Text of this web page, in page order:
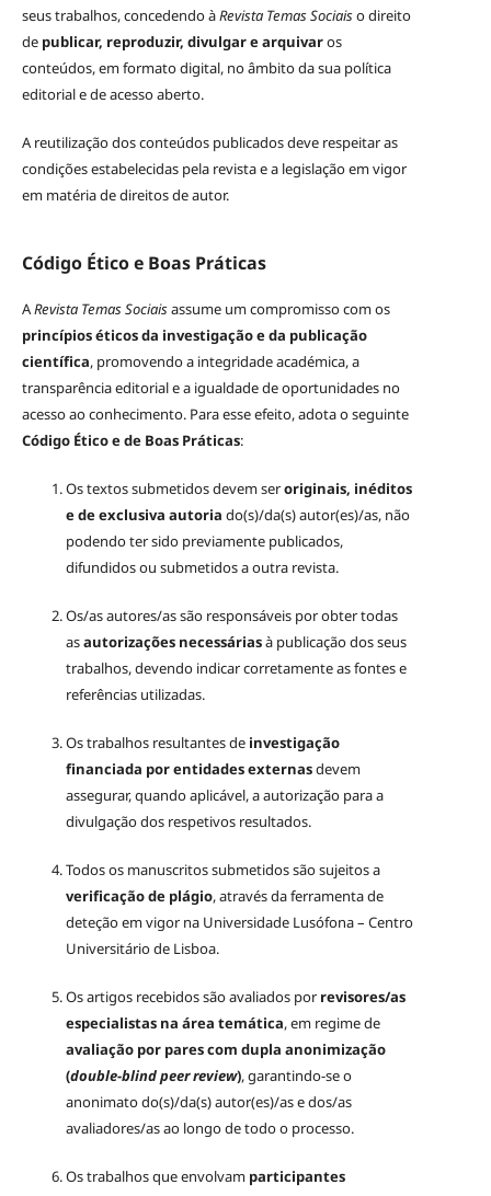
seus trabalhos, concedendo àRevista Temas Sociaiso direito
de publicar, reproduzir, divulgar e arquivaros
conteúdos, em formato digital, no âmbito da sua política
editorial e de acesso aberto.
A reutilização dos conteúdos publicados deve respeitar as
condições estabelecidas pela revista e a legislação em vigor
em matéria de direitos de autor.
Código Ético e Boas Práticas
ARevista Temas Sociaisassume um compromisso com os
princípios éticos da investigação e da publicação
científica, promovendo a integridade académica, a
transparência editorial e a igualdade de oportunidades no
acesso ao conhecimento. Para esse efeito, adota o seguinte
Código Ético e de Boas Práticas:
Os textos submetidos devem seroriginais, inéditos
e de exclusiva autoria do(s)/da(s) autor(es)/as, não
podendo ter sido previamente publicados,
difundidos ou submetidos a outra revista.
Os/as autores/as são responsáveis por obter todas
asautorizações necessáriasà publicação dos seus
trabalhos, devendo indicar corretamente as fontes e
referências utilizadas.
Os trabalhos resultantes de investigação
financiada por entidades externasdevem
assegurar, quando aplicável, a autorização para a
divulgação dos respetivos resultados.
Todos os manuscritos submetidos são sujeitos a
verificação de plágio, através da ferramenta de
deteção em vigor na Universidade Lusófona – Centro
Universitário de Lisboa.
Os artigos recebidos são avaliados porrevisores/as
especialistas na área temática, em regime de
avaliação por pares com dupla anonimização
(double-blind peer review), garantindo-se o
anonimato do(s)/da(s) autor(es)/as e dos/as
avaliadores/as ao longo de todo o processo.
Os trabalhos que envolvam participantes